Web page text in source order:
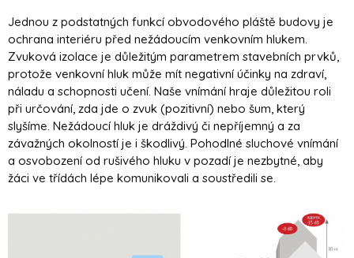
Jednou z podstatných funkcí obvodového pláště budovy je
ochrana interiéru před nežádoucím venkovním hlukem.
Zvuková izolace je důležitým parametrem stavebních prvků,
protože venkovní hluk může mít negativní účinky na zdraví,
náladu a schopnosti učení. Naše vnímání hraje důležitou roli
při určování, zda jde o zvuk (pozitivní) nebo šum, který
slyšíme. Nežádoucí hluk je dráždivý či nepříjemný a za
závažných okolností je i škodlivý. Pohodlné sluchové vnímání
a osvobození od rušivého hluku v pozadí je nezbytné, aby
žáci ve třídách lépe komunikovali a soustředili se.